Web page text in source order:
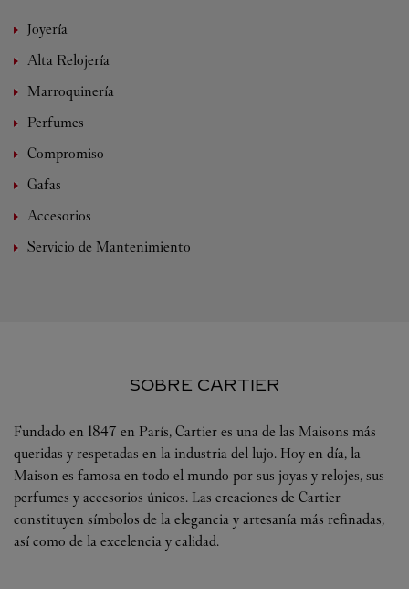
Joyería
Alta Relojería
Marroquinería
Perfumes
Compromiso
Gafas
Accesorios
Servicio de Mantenimiento
SOBRE CARTIER
Fundado en 1847 en París, Cartier es una de las Maisons más
queridas y respetadas en la industria del lujo. Hoy en día, la
Maison es famosa en todo el mundo por sus joyas y relojes, sus
perfumes y accesorios únicos. Las creaciones de Cartier
constituyen símbolos de la elegancia y artesanía más refinadas,
así como de la excelencia y calidad.